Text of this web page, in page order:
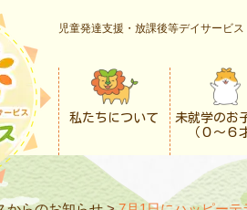
児童発達支援・放課後等デイサービ
私たちについて
未就学のお
（０〜６